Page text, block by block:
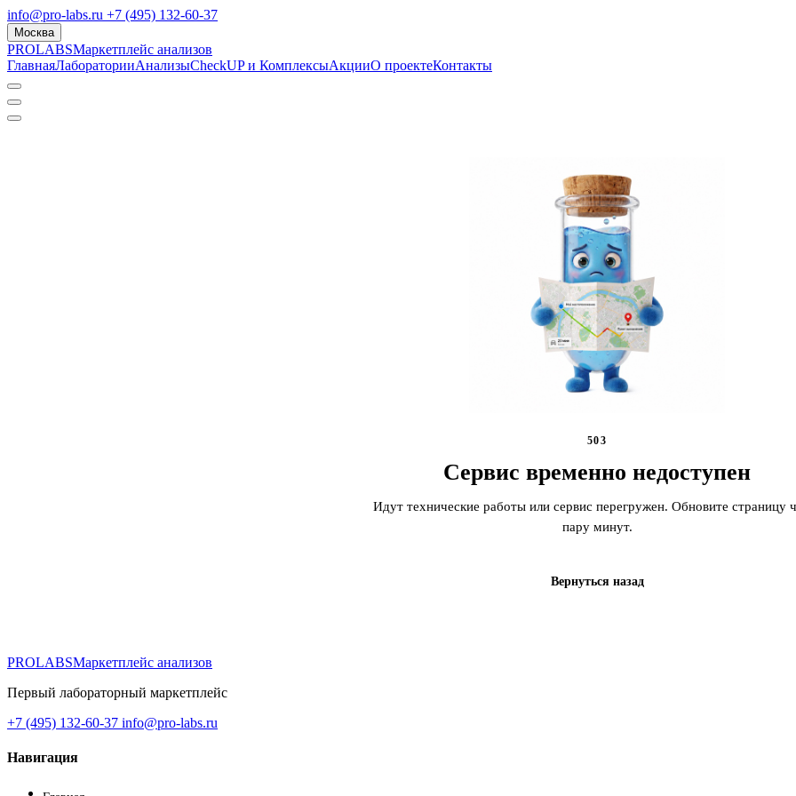
info@pro-labs.ru +7 (495) 132-60-37
Москва
PROLABSМаркетплейс анализов
ГлавнаяЛабораторииАнализыCheckUP и КомплексыАкцииО проектеКонтакты
503
Сервис временно недоступен
Идут технические работы или сервис перегружен. Обновите страницу
пару минут.
Вернуться назад
PROLABSМаркетплейс анализов
Первый лабораторный маркетплейс
+7 (495) 132-60-37 info@pro-labs.ru
Навигация